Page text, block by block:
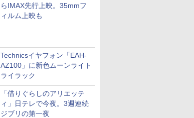
らIMAX先行上映。35mmフ
ィルム上映も
Technicsイヤフォン「EAH-
AZ100」に新色ムーンライト
ライラック
「借りぐらしのアリエッテ
ィ」日テレで今夜。3週連続
ジブリの第一夜